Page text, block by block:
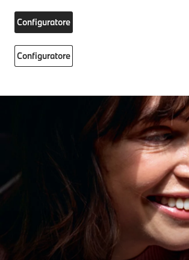
Configuratore
Configuratore